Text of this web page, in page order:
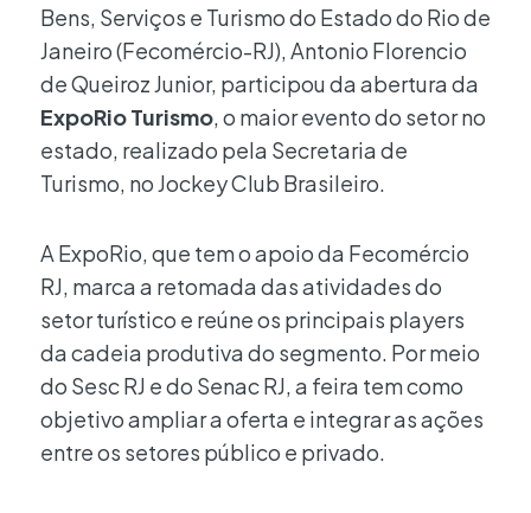
Bens, Serviços e Turismo do Estado do Rio de
Janeiro (Fecomércio-RJ), Antonio Florencio
de Queiroz Junior, participou da abertura da
ExpoRio Turismo, o maior evento do setor no
estado, realizado pela Secretaria de
Turismo, no Jockey Club Brasileiro.
A ExpoRio, que tem o apoio da Fecomércio
RJ, marca a retomada das atividades do
setor turístico e reúne os principais players
da cadeia produtiva do segmento. Por meio
do Sesc RJ e do Senac RJ, a feira tem como
objetivo ampliar a oferta e integrar as ações
entre os setores público e privado.